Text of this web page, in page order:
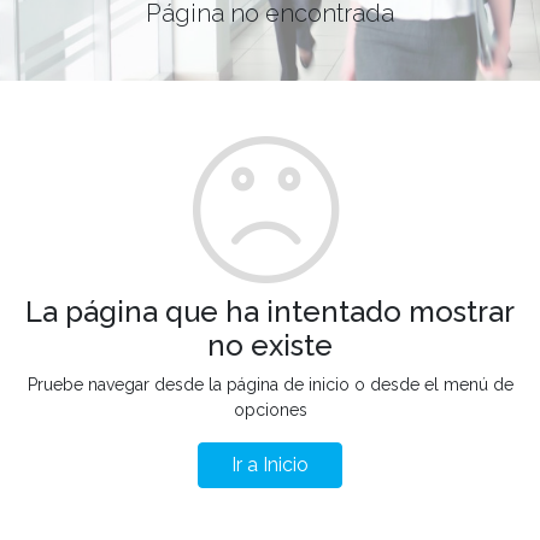
Página no encontrada
La página que ha intentado mostrar
no existe
Pruebe navegar desde la página de inicio o desde el menú de
opciones
Ir a Inicio